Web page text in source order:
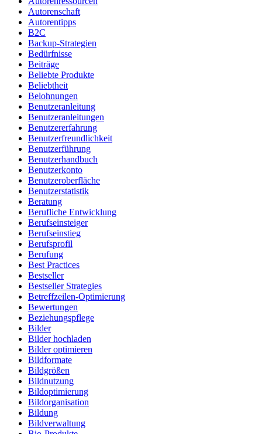
Autorenschaft
Autorentipps
B2C
Backup-Strategien
Bedürfnisse
Beiträge
Beliebte Produkte
Beliebtheit
Belohnungen
Benutzeranleitung
Benutzeranleitungen
Benutzererfahrung
Benutzerfreundlichkeit
Benutzerführung
Benutzerhandbuch
Benutzerkonto
Benutzeroberfläche
Benutzerstatistik
Beratung
Berufliche Entwicklung
Berufseinsteiger
Berufseinstieg
Berufsprofil
Berufung
Best Practices
Bestseller
Bestseller Strategies
Betreffzeilen-Optimierung
Bewertungen
Beziehungspflege
Bilder
Bilder hochladen
Bilder optimieren
Bildformate
Bildgrößen
Bildnutzung
Bildoptimierung
Bildorganisation
Bildung
Bildverwaltung